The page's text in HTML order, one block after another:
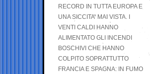
RECORD IN TUTTA EUROPA E
UNA SICCITA’ MAI VISTA. I
VENTI CALDI HANNO
ALIMENTATO GLI INCENDI
BOSCHIVI CHE HANNO
COLPITO SOPRATTUTTO
FRANCIA E SPAGNA: IN FUMO